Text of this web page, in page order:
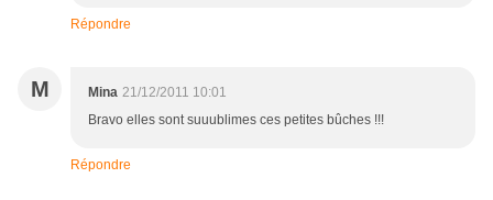
Répondre
M Mina 21/12/2011 10:01
Bravo elles sont suuublimes ces petites bûches !!!
Répondre